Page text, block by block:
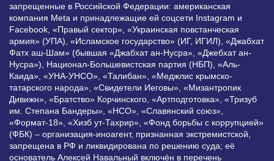
запрещенные в Российской Федерации: американская
компания Meta и принадлежащие ей соцсети Instagram и
Facebook, «Правый сектор», «Украинская повстанческая
армия» (УПА), «Исламское государство» (ИГ, ИГИЛ), «Джабхат
Фатх аш-Шам» (бывшая «Джабхат ан-Нусра», «Джебхат ан-
Нусра»), Национал-Большевистская партия (НБП), «Аль-
Каида», «УНА-УНСО», «Талибан», «Меджлис крымско-
татарского народа», «Свидетели Иеговы», «Мизантропик
Дивижн», «Братство» Корчинского, «Артподготовка», «Тризуб
им. Степана Бандеры», «НСО», «Славянский союз»,
«Формат-18», «Хизб ут-Тахрир», «Фонд борьбы с коррупцией»
(ФБК) – организация-иноагент, признанная экстремистской,
запрещена в РФ и ликвидирована по решению суда; её
основатель Алексей Навальный включён в перечень